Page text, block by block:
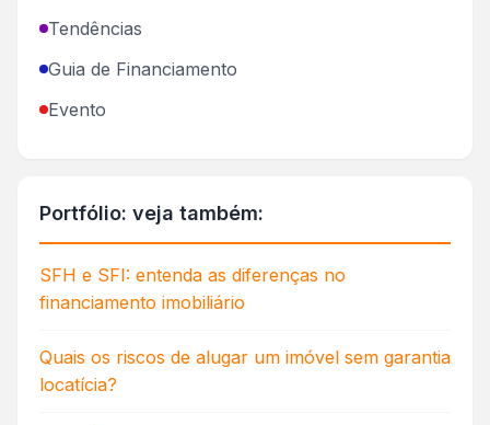
Tendências
Guia de Financiamento
Evento
Portfólio: veja também:
SFH e SFI: entenda as diferenças no
financiamento imobiliário
Quais os riscos de alugar um imóvel sem garantia
locatícia?